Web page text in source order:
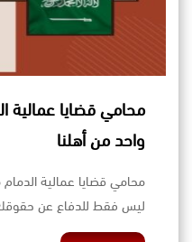
محامي قضايا عمالية
واحد من أهلنا
محامي قضايا عمالية
ليس فقط للدفاع عن